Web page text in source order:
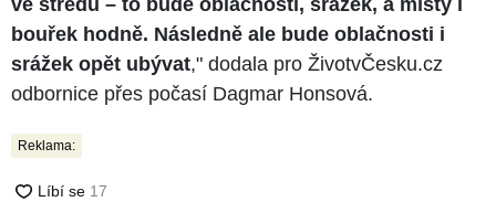
bouřek hodně. Následně ale bude oblačnosti i
srážek opět ubývat," dodala pro ŽivotvČesku.cz
odbornice přes počasí Dagmar Honsová.
Reklama: